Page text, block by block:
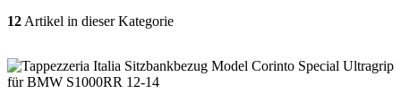
12 Artikel in dieser Kategorie